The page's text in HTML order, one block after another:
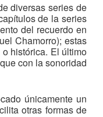
diversas series de
de la series
del recuerdo en
Chamorro); estas
histórica. El último
con la sonoridad
únicamente un
otras formas de